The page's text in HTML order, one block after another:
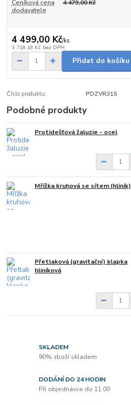
Ceníková cena
dodavatele
4 479,00 Kč
4 499,00 Kč/ks
3 718,18 Kč bez DPH
Přidat do košíku
Číslo produktu: PDZVR315
Podobné produkty
Protidešťová žaluzie - ocel
Mřížka kruhová se sítem (hliník)
Přetlaková (gravitační) klapka
hliníková
SKLADEM
90% zboží skladem
DODÁNÍ DO 24 HODIN
Při objednávce do 11:00